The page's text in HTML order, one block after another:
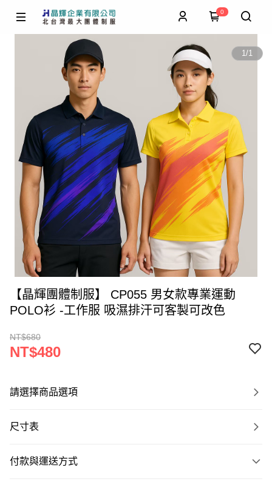
0
1/1
【晶輝團體制服】 CP055 男女款專業運動
POLO衫 -工作服 吸濕排汗可客製可改色
NT$680
NT$480
請選擇商品選項
尺寸表
付款與運送方式